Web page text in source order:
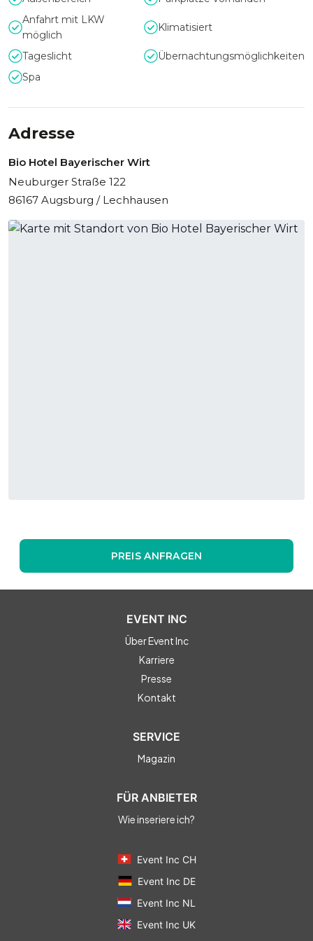
Ihrer Veranstaltung und freut sich auf Ihren Besuch.
Anfahrt mit LKW
möglich
Klimatisiert
Tageslicht
Übernachtungsmöglichkeiten
Spa
Adresse
Bio Hotel Bayerischer Wirt
Neuburger Straße 122
86167 Augsburg / Lechhausen
PREIS ANFRAGEN
EVENT INC
Über Event Inc
Karriere
Presse
Kontakt
SERVICE
Magazin
FÜR ANBIETER
Wie inseriere ich?
Event Inc CH
Event Inc DE
Event Inc NL
Event Inc UK